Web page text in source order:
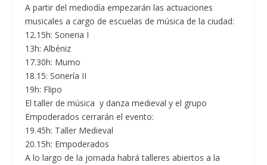
A partir del mediodía empezarán las actuaciones
musicales a cargo de escuelas de música de la ciudad:
12.15h: Soneria I
13h: Albéniz
17.30h: Mumo
18.15: Sonería II
19h: Flipo
El taller de música y danza medieval y el grupo
Empoderados cerrarán el evento:
19.45h: Taller Medieval
20.15h: Empoderados
A lo largo de la jornada habrá talleres abiertos a la